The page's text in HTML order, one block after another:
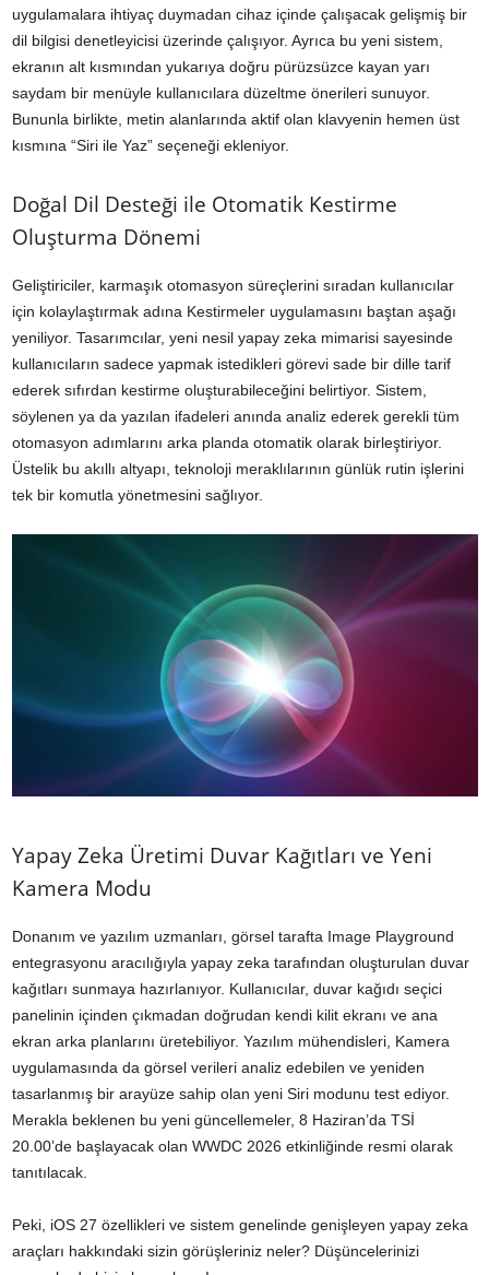
uygulamalara ihtiyaç duymadan cihaz içinde çalışacak gelişmiş bir
dil bilgisi denetleyicisi üzerinde çalışıyor. Ayrıca bu yeni sistem,
ekranın alt kısmından yukarıya doğru pürüzsüzce kayan yarı
saydam bir menüyle kullanıcılara düzeltme önerileri sunuyor.
Bununla birlikte, metin alanlarında aktif olan klavyenin hemen üst
kısmına “Siri ile Yaz” seçeneği ekleniyor.
Doğal Dil Desteği ile Otomatik Kestirme
Oluşturma Dönemi
Geliştiriciler, karmaşık otomasyon süreçlerini sıradan kullanıcılar
için kolaylaştırmak adına Kestirmeler uygulamasını baştan aşağı
yeniliyor. Tasarımcılar, yeni nesil yapay zeka mimarisi sayesinde
kullanıcıların sadece yapmak istedikleri görevi sade bir dille tarif
ederek sıfırdan kestirme oluşturabileceğini belirtiyor. Sistem,
söylenen ya da yazılan ifadeleri anında analiz ederek gerekli tüm
otomasyon adımlarını arka planda otomatik olarak birleştiriyor.
Üstelik bu akıllı altyapı, teknoloji meraklılarının günlük rutin işlerini
tek bir komutla yönetmesini sağlıyor.
Yapay Zeka Üretimi Duvar Kağıtları ve Yeni
Kamera Modu
Donanım ve yazılım uzmanları, görsel tarafta Image Playground
entegrasyonu aracılığıyla yapay zeka tarafından oluşturulan duvar
kağıtları sunmaya hazırlanıyor. Kullanıcılar, duvar kağıdı seçici
panelinin içinden çıkmadan doğrudan kendi kilit ekranı ve ana
ekran arka planlarını üretebiliyor. Yazılım mühendisleri, Kamera
uygulamasında da görsel verileri analiz edebilen ve yeniden
tasarlanmış bir arayüze sahip olan yeni Siri modunu test ediyor.
Merakla beklenen bu yeni güncellemeler, 8 Haziran’da TSİ
20.00’de başlayacak olan WWDC 2026 etkinliğinde resmi olarak
tanıtılacak.
Peki, iOS 27 özellikleri ve sistem genelinde genişleyen yapay zeka
araçları hakkındaki sizin görüşleriniz neler? Düşüncelerinizi